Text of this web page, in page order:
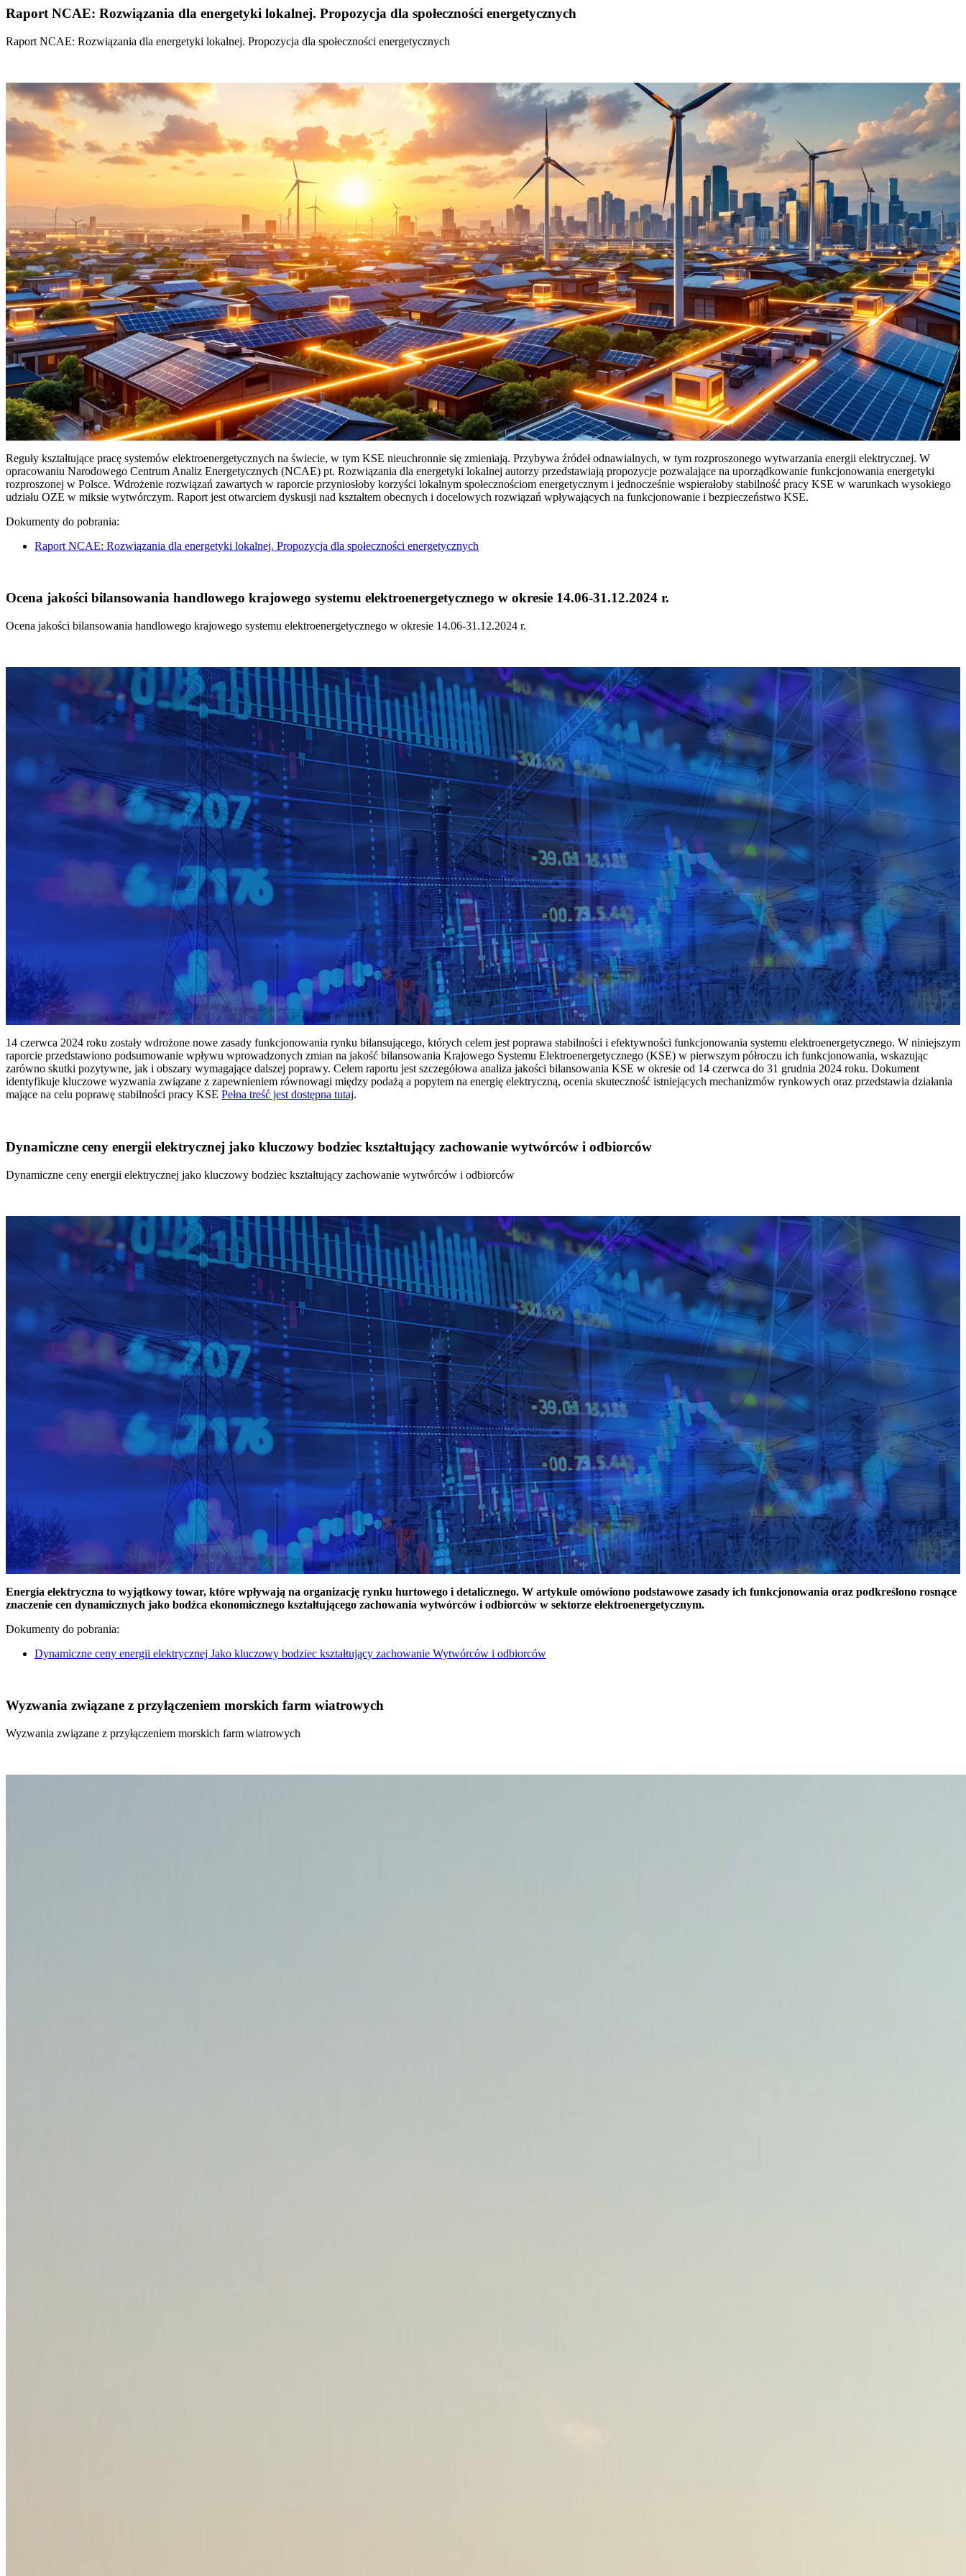
Raport NCAE: Rozwiązania dla energetyki lokalnej. Propozycja dla społeczności energetycznych
Raport NCAE: Rozwiązania dla energetyki lokalnej. Propozycja dla społeczności energetycznych
Reguły kształtujące pracę systemów elektroenergetycznych na świecie, w tym KSE nieuchronnie się zmieniają. Przybywa źródeł odnawialnych, w tym rozproszonego wytwarzania energii elektrycznej. W
opracowaniu Narodowego Centrum Analiz Energetycznych (NCAE) pt. Rozwiązania dla energetyki lokalnej autorzy przedstawiają propozycje pozwalające na uporządkowanie funkcjonowania energetyki
rozproszonej w Polsce. Wdrożenie rozwiązań zawartych w raporcie przyniosłoby korzyści lokalnym społecznościom energetycznym i jednocześnie wspierałoby stabilność pracy KSE w warunkach wysokiego
udziału OZE w miksie wytwórczym. Raport jest otwarciem dyskusji nad kształtem obecnych i docelowych rozwiązań wpływających na funkcjonowanie i bezpieczeństwo KSE.
Dokumenty do pobrania:
Raport NCAE: Rozwiązania dla energetyki lokalnej. Propozycja dla społeczności energetycznych
Ocena jakości bilansowania handlowego krajowego systemu elektroenergetycznego w okresie 14.06-31.12.2024 r.
Ocena jakości bilansowania handlowego krajowego systemu elektroenergetycznego w okresie 14.06-31.12.2024 r.
14 czerwca 2024 roku zostały wdrożone nowe zasady funkcjonowania rynku bilansującego, których celem jest poprawa stabilności i efektywności funkcjonowania systemu elektroenergetycznego. W niniejszym
raporcie przedstawiono podsumowanie wpływu wprowadzonych zmian na jakość bilansowania Krajowego Systemu Elektroenergetycznego (KSE) w pierwszym półroczu ich funkcjonowania, wskazując
zarówno skutki pozytywne, jak i obszary wymagające dalszej poprawy. Celem raportu jest szczegółowa analiza jakości bilansowania KSE w okresie od 14 czerwca do 31 grudnia 2024 roku. Dokument
identyfikuje kluczowe wyzwania związane z zapewnieniem równowagi między podażą a popytem na energię elektryczną, ocenia skuteczność istniejących mechanizmów rynkowych oraz przedstawia działania
mające na celu poprawę stabilności pracy KSE Pełna treść jest dostępna tutaj.
Dynamiczne ceny energii elektrycznej jako kluczowy bodziec kształtujący zachowanie wytwórców i odbiorców
Dynamiczne ceny energii elektrycznej jako kluczowy bodziec kształtujący zachowanie wytwórców i odbiorców
Energia elektryczna to wyjątkowy towar, które wpływają na organizację rynku hurtowego i detalicznego. W artykule omówiono podstawowe zasady ich funkcjonowania oraz podkreślono rosnące
znaczenie cen dynamicznych jako bodźca ekonomicznego kształtującego zachowania wytwórców i odbiorców w sektorze elektroenergetycznym.
Dokumenty do pobrania:
Dynamiczne ceny energii elektrycznej Jako kluczowy bodziec kształtujący zachowanie Wytwórców i odbiorców
Wyzwania związane z przyłączeniem morskich farm wiatrowych
Wyzwania związane z przyłączeniem morskich farm wiatrowych